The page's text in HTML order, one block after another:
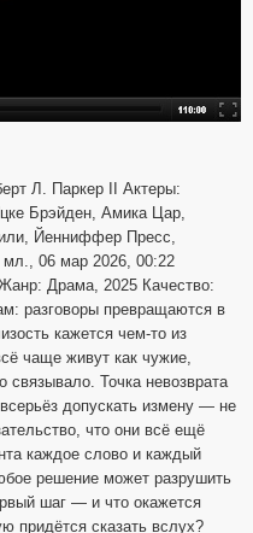
Л. Паркер II Актеры:
Брэйден, Амика Цар,
Йенниффер Пресс,
06 мар 2026, 00:22
Драма, 2025 Качество:
разговоры превращаются в
кажется чем-то из
чаще живут как чужие,
связывало. Точка невозврата
допускать измену — не
что они всё ещё
каждое слово и каждый
решение может разрушить
шаг — и что окажется
придётся сказать вслух?